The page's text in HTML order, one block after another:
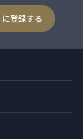
登録する